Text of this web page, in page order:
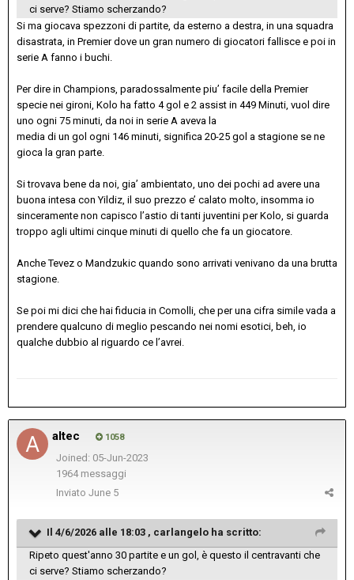
ci serve? Stiamo scherzando?
Si ma giocava spezzoni di partite, da esterno a destra, in una squadra
disastrata, in Premier dove un gran numero di giocatori fallisce e poi in
serie A fanno i buchi.
Per dire in Champions, paradossalmente piu’ facile della Premier
specie nei gironi, Kolo ha fatto 4 gol e 2 assist in 449 Minuti, vuol dire
uno ogni 75 minuti, da noi in serie A aveva la
media di un gol ogni 146 minuti, significa 20-25 gol a stagione se ne
gioca la gran parte.
Si trovava bene da noi, gia’ ambientato, uno dei pochi ad avere una
buona intesa con Yildiz, il suo prezzo e’ calato molto, insomma io
sinceramente non capisco l’astio di tanti juventini per Kolo, si guarda
troppo agli ultimi cinque minuti di quello che fa un giocatore.
Anche Tevez o Mandzukic quando sono arrivati venivano da una brutta
stagione.
Se poi mi dici che hai fiducia in Comolli, che per una cifra simile vada a
prendere qualcuno di meglio pescando nei nomi esotici, beh, io
qualche dubbio al riguardo ce l’avrei.
altec 1058
Joined: 05-Jun-2023
1964 messaggi
Inviato June 5
Il 4/6/2026 alle 18:03 , carlangelo ha scritto:
Ripeto quest'anno 30 partite e un gol, è questo il centravanti che
ci serve? Stiamo scherzando?